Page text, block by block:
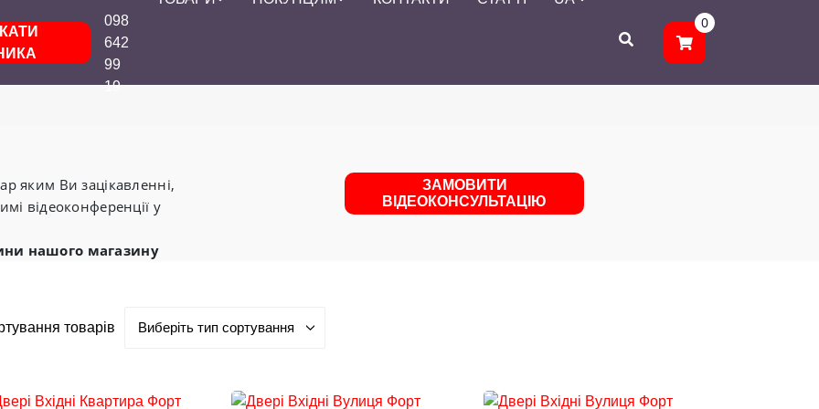
098
642
99
19
0
яким Ви зацікавленні,
відеоконференції у
нашого магазину
ЗАМОВИТИ
ВІДЕОКОНСУЛЬТАЦІЮ
товарів